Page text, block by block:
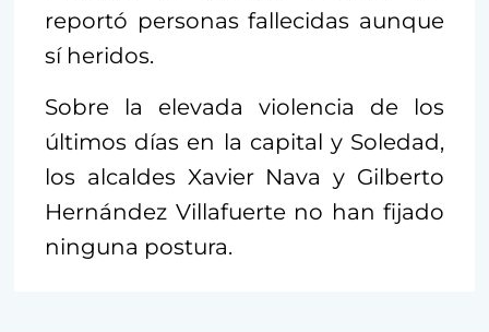
reportó personas fallecidas aunque
sí heridos.
Sobre la elevada violencia de los
últimos días en la capital y Soledad,
los alcaldes Xavier Nava y Gilberto
Hernández Villafuerte no han fijado
ninguna postura.